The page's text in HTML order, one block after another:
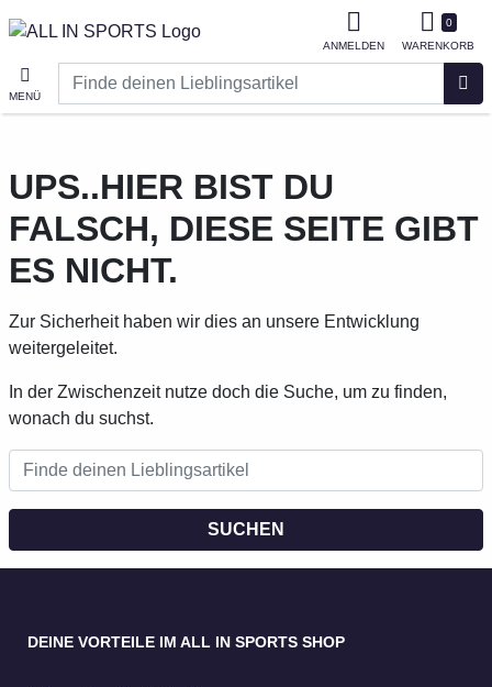
MENÜ
Finde deinen Lieblingsartikel
ANMELDEN
0
WARENKORB
UPS..HIER BIST DU
FALSCH, DIESE SEITE GIBT
ES NICHT.
Zur Sicherheit haben wir dies an unsere Entwicklung
weitergeleitet.
In der Zwischenzeit nutze doch die Suche, um zu finden,
wonach du suchst.
SUCHEN
DEINE VORTEILE IM ALL IN SPORTS SHOP